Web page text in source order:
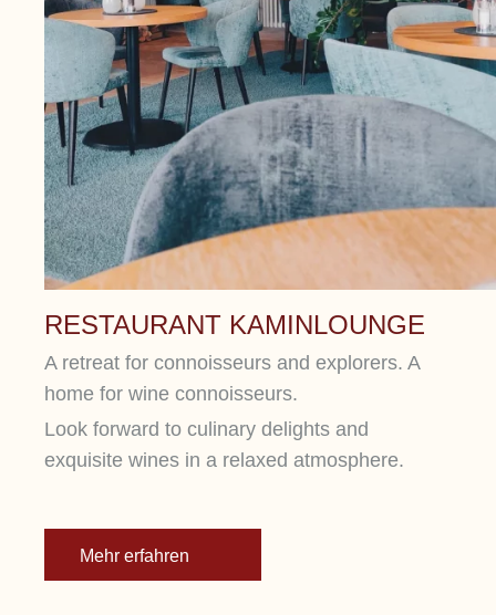
RESTAURANT KAMINLOUNGE
A retreat for connoisseurs and explorers. A
home for wine connoisseurs.
Look forward to culinary delights and
exquisite wines in a relaxed atmosphere.
Mehr erfahren